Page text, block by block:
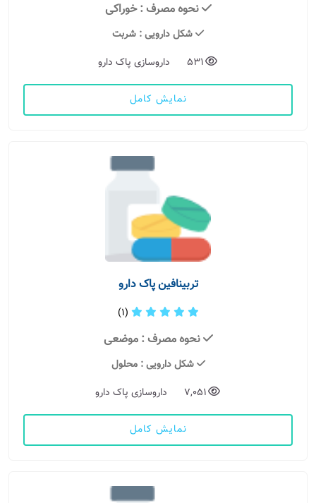
نحوه مصرف : خوراکی
شکل دارویی: شربت
531
داروسازی پاک دارو
نمایش کامل
تربینافین پاک دارو
(1)
نحوه مصرف : موضعی
شکل دارویی: محلول
7,051
داروسازی پاک دارو
نمایش کامل